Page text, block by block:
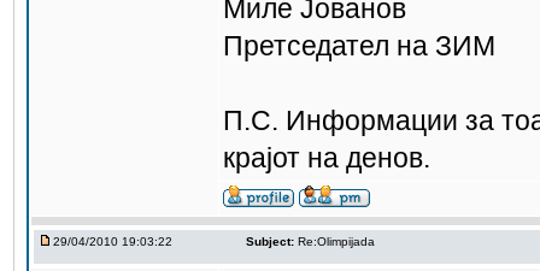
Миле Јованов
Претседател на ЗИМ
П.С. Информации за тоа
крајот на денов.
29/04/2010 19:03:22 Subject: Re:Olimpijada